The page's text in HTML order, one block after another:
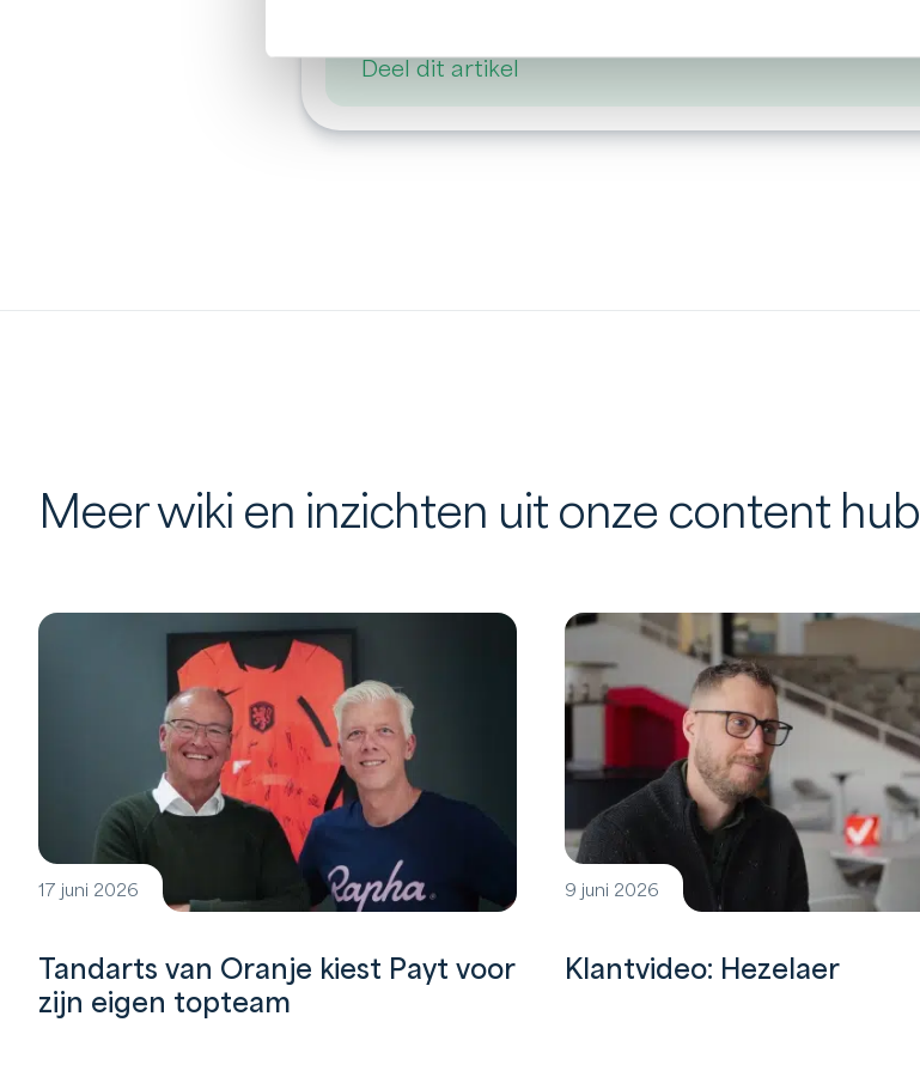
Deel dit artikel
Meer wiki en inzichten uit onze content hub
17 juni 2026
Tandarts van Oranje kiest Payt voor
zijn eigen topteam
9 juni 2026
Klantvideo: Hezelaer